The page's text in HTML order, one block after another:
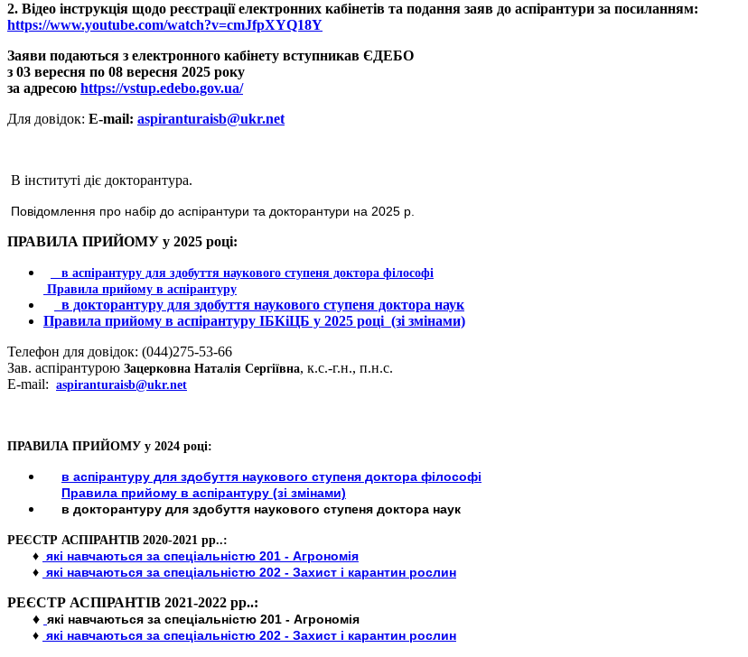
2. Відео інструкція щодо реєстрації електронних кабінетів та подання заяв до аспірантури за посиланням:
https://www.youtube.com/watch?v=cmJfpXYQ18Y
Заяви подаються з електронного кабінету вступникав ЄДЕБО
з 03 вересня по 08 вересня 2025 року
за адресою https://vstup.edebo.gov.ua/
Для довідок: E-mail: aspiranturaisb@ukr.net
В інституті діє докторантура.
Повідомлення про набір до аспірантури та докторантури на 2025 р.
ПРАВИЛА ПРИЙОМУ у 2025 році:
в аспірантуру для здобуття наукового ступеня доктора філософі
Правила прийому в аспірантуру
в докторантуру для здобуття наукового ступеня доктора наук
Правила прийому в аспірантуру ІБКіЦБ у 2025 році (зі змінами)
Телефон для довідок: (044)275-53-66
Зав. аспірантурою Зацерковна Наталія Сергіївна, к.с.-г.н., п.н.с.
E-mail: aspiranturaisb@ukr.net
ПРАВИЛА ПРИЙОМУ у 2024 році:
в аспірантуру для здобуття наукового ступеня доктора філософі
Правила прийому в аспірантуру (зі змінами)
в докторантуру для здобуття наукового ступеня доктора наук
РЕЄСТР АСПІРАНТІВ 2020-2021 рр..:
♦ які навчаються за спеціальністю 201 - Агрономія
♦ які навчаються за спеціальністю 202 - Захист і карантин рослин
РЕЄСТР АСПІРАНТІВ 2021-2022 рр..:
♦ які навчаються за спеціальністю 201 - Агрономія
♦ які навчаються за спеціальністю 202 - Захист і карантин рослин